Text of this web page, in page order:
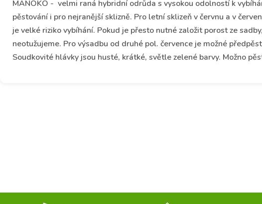
MANOKO - velmi raná hybridní odrůda s vysokou odolností k
pěstování i pro nejranější sklizně. Pro letní sklizeň v červnu a v
je velké riziko vybíhání. Pokud je přesto nutné založit porost ze
neotužujeme. Pro výsadbu od druhé pol. července je možné
Soudkovité hlávky jsou husté, krátké, světle zelené barvy. Možno